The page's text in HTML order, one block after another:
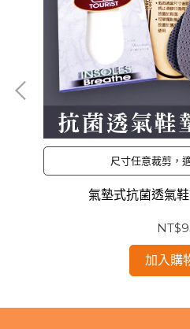
尺寸任意裁剪，
氣墊式抗菌透氣鞋
加入購